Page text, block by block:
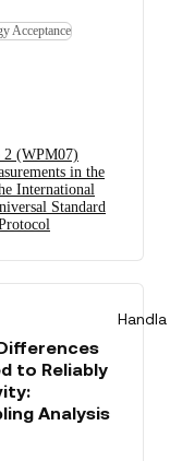
Acceptance
2 (WPM07)
in the
International
Standard
to Reliably
Analysis